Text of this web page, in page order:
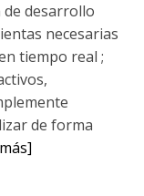
desarrollo
necesarias
tiempo real ;
de forma